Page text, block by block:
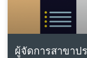
ผู้จัดการสาขาป